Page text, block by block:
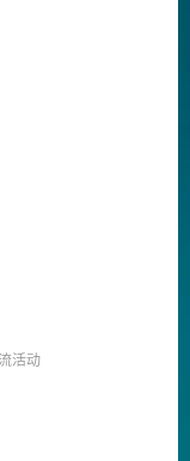
活动